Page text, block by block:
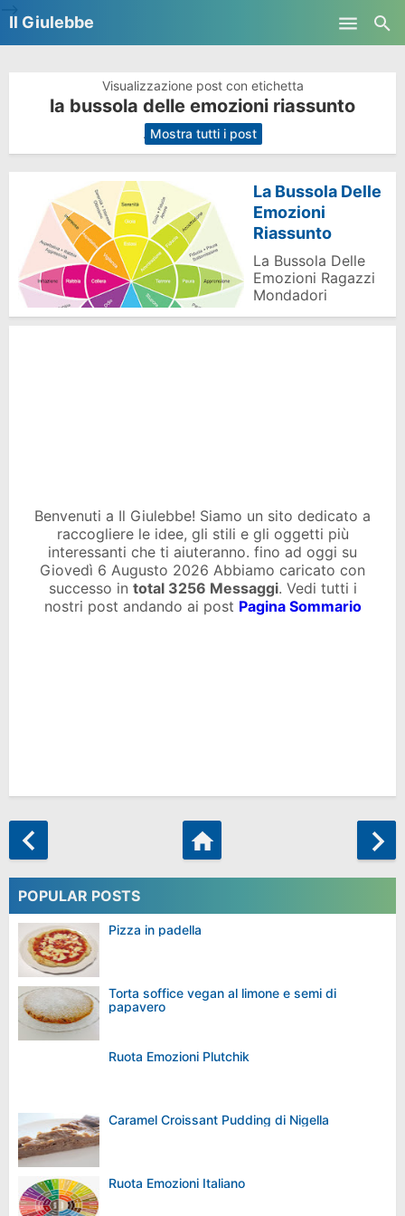
Il Giulebbe
Visualizzazione post con etichetta
la bussola delle emozioni riassunto
. Mostra tutti i post
La Bussola Delle
Emozioni
Riassunto
La Bussola Delle
Emozioni Ragazzi
Mondadori
Benvenuti a Il Giulebbe! Siamo un sito dedicato a
raccogliere le idee, gli stili e gli oggetti più
interessanti che ti aiuteranno. fino ad oggi su
Giovedì 6 Augusto 2026 Abbiamo caricato con
successo in total 3256 Messaggi. Vedi tutti i
nostri post andando ai post Pagina Sommario
POPULAR POSTS
Pizza in padella
Torta soffice vegan al limone e semi di
papavero
Ruota Emozioni Plutchik
Caramel Croissant Pudding di Nigella
Ruota Emozioni Italiano